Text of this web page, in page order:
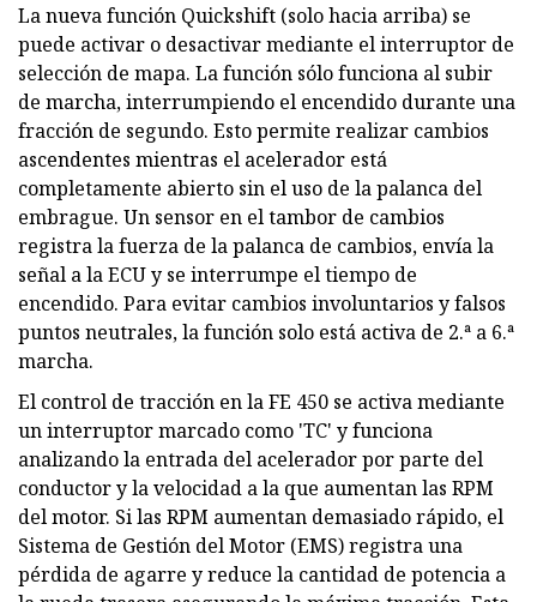
La nueva función Quickshift (solo hacia arriba) se
puede activar o desactivar mediante el interruptor de
selección de mapa. La función sólo funciona al subir
de marcha, interrumpiendo el encendido durante una
fracción de segundo. Esto permite realizar cambios
ascendentes mientras el acelerador está
completamente abierto sin el uso de la palanca del
embrague. Un sensor en el tambor de cambios
registra la fuerza de la palanca de cambios, envía la
señal a la ECU y se interrumpe el tiempo de
encendido. Para evitar cambios involuntarios y falsos
puntos neutrales, la función solo está activa de 2.ª a 6.ª
marcha.
El control de tracción en la FE 450 se activa mediante
un interruptor marcado como 'TC' y funciona
analizando la entrada del acelerador por parte del
conductor y la velocidad a la que aumentan las RPM
del motor. Si las RPM aumentan demasiado rápido, el
Sistema de Gestión del Motor (EMS) registra una
pérdida de agarre y reduce la cantidad de potencia a